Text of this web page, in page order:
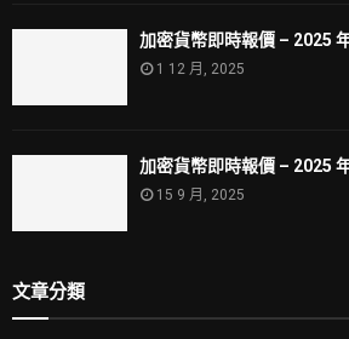
加密貨幣即時報價 – 2025
1 12 月, 2025
加密貨幣即時報價 – 2025
15 9 月, 2025
文章分類